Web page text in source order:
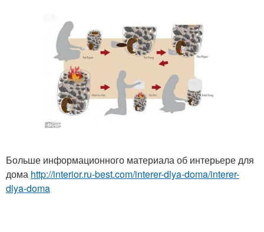
Больше информационного материала об интерьере для
дома http://interior.ru-best.com/interer-dlya-doma/interer-
dlya-doma